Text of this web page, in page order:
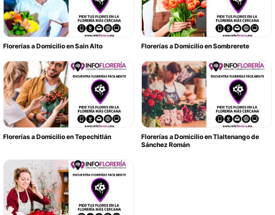
Florerías a Domicilio en Sain Alto Florerías a Domicilio en Sombrerete
Florerías a Domicilio en Tepechitlán
Florerías a Domicilio en Tlaltenango de
Sánchez Román